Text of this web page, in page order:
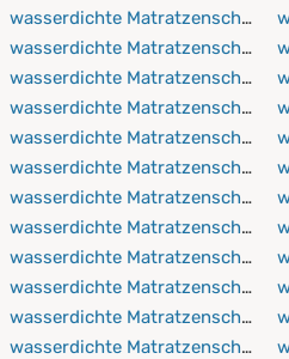
wasserdichte Matratzenschoner
wasserdichte Matratzenschoner
wasserdichte Matratzenschoner
wasserdichte Matratzenschoner
wasserdichte Matratzenschoner
wasserdichte Matratzenschoner
wasserdichte Matratzenschoner
wasserdichte Matratzenschoner
wasserdichte Matratzenschoner
wasserdichte Matratzenschoner
wasserdichte Matratzenschoner
wasserdichte Matratzenschoner